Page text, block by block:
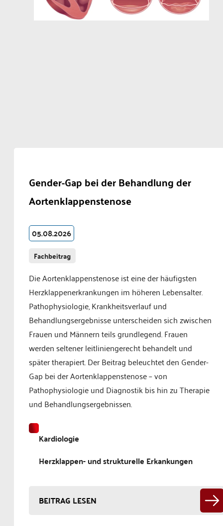
Gender-Gap bei der Behandlung der
Aortenklappenstenose
05.08.2026
Fachbeitrag
Die Aortenklappenstenose ist eine der häufigsten
Herzklappenerkrankungen im höheren Lebensalter.
Pathophysiologie, Krankheitsverlauf und
Behandlungsergebnisse unterscheiden sich zwischen
Frauen und Männern teils grundlegend. Frauen
werden seltener leitliniengerecht behandelt und
später therapiert. Der Beitrag beleuchtet den Gender-
Gap bei der Aortenklappenstenose – von
Pathophysiologie und Diagnostik bis hin zu Therapie
und Behandlungsergebnissen.
Kardiologie
Herzklappen- und strukturelle Erkankungen
BEITRAG LESEN